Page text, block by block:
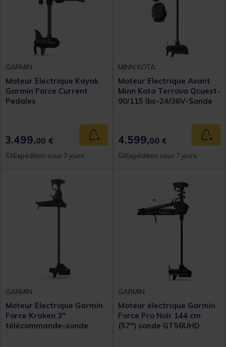
GARMIN
Moteur Electrique Kayak
Garmin Force Current
Pedales
3.499,00 € Ajouter au panier
Expédition sous 7 jours
MINN KOTA
Moteur Electrique Avant
Minn Kota Terrova Qcuest-
90/115 lbs-24/36V-Sonde
4.599,00 €
Expédition sous 7 jours
GARMIN
Moteur Electrique Garmin
Force Kraken 3"
télécommande-sonde
GARMIN
Moteur électrique Garmin
Force Pro Noir 144 cm
(57") sonde GT56UHD